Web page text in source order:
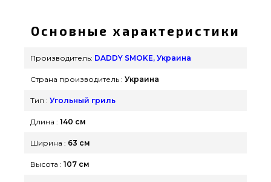
SMOKE, Украина по актуальной стоимости всего
31 800 грн. в онлайн магазине грилей
grillpoint.com.ua Посмотрите и закажите также
grillpoint.com.ua Наберите нашим менеджерам
на телефонный номер (098) 333-26-55 и мы
Основные характеристики
Производитель: DADDY SMOKE, Украина
Страна производитель : Украина
Тип : Угольный гриль
Длина : 140 см
Ширина : 63 см
Высота : 107 см